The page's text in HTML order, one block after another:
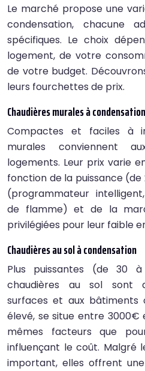
Le marché propose une
condensation, chacune
spécifiques. Le choix
logement, de votre
de votre budget.
leurs fourchettes de prix.
Chaudières murales à condensation
Compactes et faciles à
murales conviennent
logements. Leur prix varie
fonction de la puissance
(programmateur
de flamme) et de la
privilégiées pour leur faible
Chaudières au sol à condensation
Plus puissantes (de 30
chaudières au sol sont
surfaces et aux bâtiments
élevé, se situe entre
mêmes facteurs que
influençant le coût. Malgré
important, elles offrent